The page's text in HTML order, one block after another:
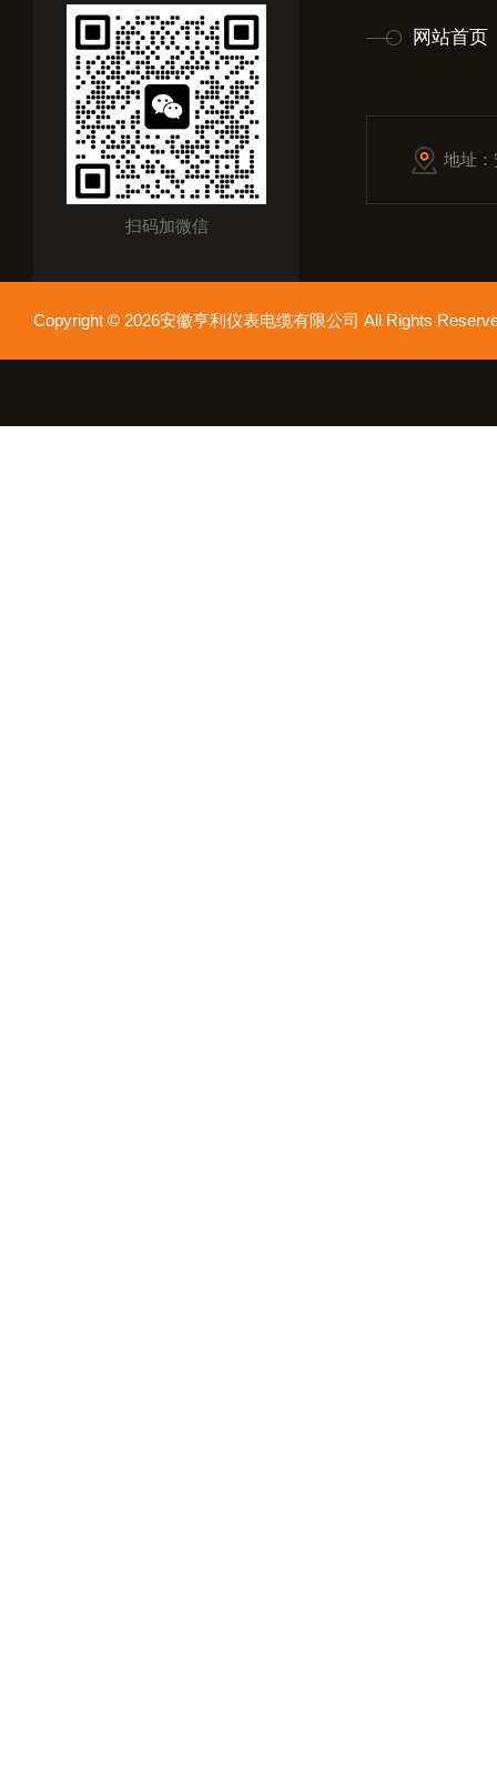
扫码加微信
网站首页
地址
Copyright © 2026安徽亨利仪表电缆有限公司 All Rights